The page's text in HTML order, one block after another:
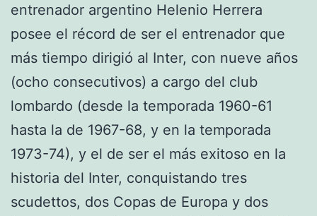
entrenador argentino Helenio Herrera
posee el récord de ser el entrenador que
más tiempo dirigió al Inter, con nueve años
(ocho consecutivos) a cargo del club
lombardo (desde la temporada 1960-61
hasta la de 1967-68, y en la temporada
1973-74), y el de ser el más exitoso en la
historia del Inter, conquistando tres
scudettos, dos Copas de Europa y dos